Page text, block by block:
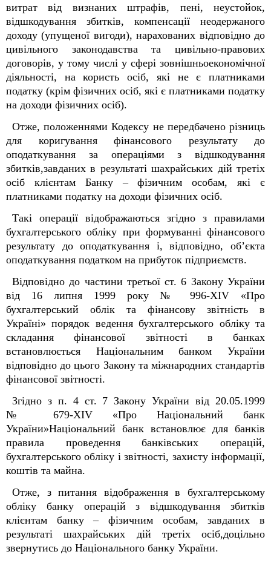
витрат від визнаних штрафів, пені, неустойок,
відшкодування збитків, компенсації неодержаного
доходу (упущеної вигоди), нарахованих відповідно до
цивільного законодавства та цивільно-правових
договорів, у тому числі у сфері зовнішньоекономічної
діяльності, на користь осіб, які не є платниками
податку (крім фізичних осіб, які є платниками податку
на доходи фізичних осіб).
Отже, положеннями Кодексу не передбачено різниць
для коригування фінансового результату до
оподаткування за операціями з відшкодування
збитків,завданих в результаті шахрайських дій третіх
осіб клієнтам Банку – фізичним особам, які є
платниками податку на доходи фізичних осіб.
Такі операції відображаються згідно з правилами
бухгалтерського обліку при формуванні фінансового
результату до оподаткування і, відповідно, об’єкта
оподаткування податком на прибуток підприємств.
Відповідно до частини третьої ст. 6 Закону України
від 16 липня 1999 року № 996-XIV «Про
бухгалтерський облік та фінансову звітність в
Україні» порядок ведення бухгалтерського обліку та
складання фінансової звітності в банках
встановлюється Національним банком України
відповідно до цього Закону та міжнародних стандартів
фінансової звітності.
Згідно з п. 4 ст. 7 Закону України від 20.05.1999
№ 679-XIV «Про Національний банк
України»Національний банк встановлює для банків
правила проведення банківських операцій,
бухгалтерського обліку і звітності, захисту інформації,
коштів та майна.
Отже, з питання відображення в бухгалтерському
обліку банку операцій з відшкодування збитків
клієнтам банку – фізичним особам, завданих в
результаті шахрайських дій третіх осіб,доцільно
звернутись до Національного банку України.